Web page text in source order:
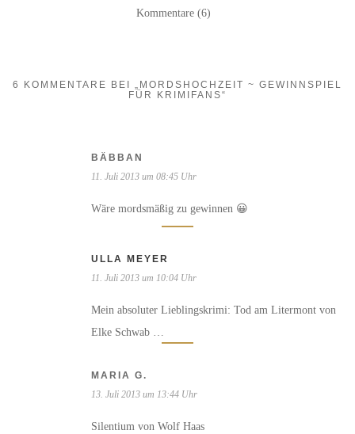
Kommentare (6)
6 KOMMENTARE BEI „MORDSHOCHZEIT ~ GEWINNSPIEL
FÜR KRIMIFANS“
BÄBBAN
11. Juli 2013 um 08:45 Uhr
Wäre mordsmäßig zu gewinnen 😀
ULLA MEYER
11. Juli 2013 um 10:04 Uhr
Mein absoluter Lieblingskrimi: Tod am Litermont von
Elke Schwab …
MARIA G.
13. Juli 2013 um 13:44 Uhr
Silentium von Wolf Haas